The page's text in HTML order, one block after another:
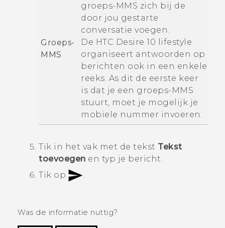
Groeps-
MMS
groeps-MMS zich bij de
door jou gestarte
conversatie voegen.
De HTC Desire 10 lifestyle
organiseert antwoorden op
berichten ook in een enkele
reeks. As dit de eerste keer
is dat je een groeps-MMS
stuurt, moet je mogelijk je
mobiele nummer invoeren.
Tik in het vak met de tekst Tekst
toevoegen en typ je bericht.
Tik op
Was de informatie nuttig?